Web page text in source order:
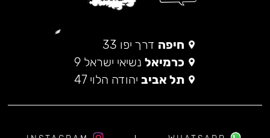
חיפה דרך יפו 33
כרמיאל נשיאי ישראל 9
תל אביב יהודה הלוי 47